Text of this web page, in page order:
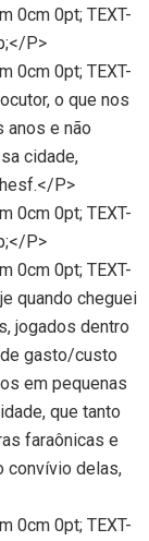
0cm 0pt; TEXT-
P>
0cm 0pt; TEXT-
o que nos
anos e não
cidade,
P>
0cm 0pt; TEXT-
P>
0cm 0pt; TEXT-
quando cheguei
jogados dentro
gasto/custo
em pequenas
que tanto
faraônicas e
convívio delas,
0cm 0pt; TEXT-